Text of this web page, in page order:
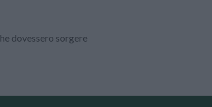
dovessero sorgere